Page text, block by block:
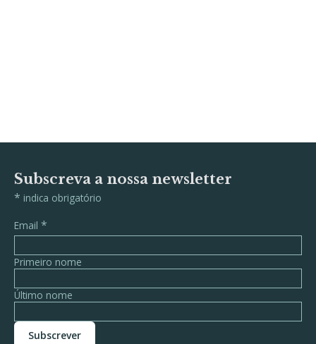
Subscreva a nossa newsletter
* indica obrigatório
Email *
Primeiro nome
Último nome